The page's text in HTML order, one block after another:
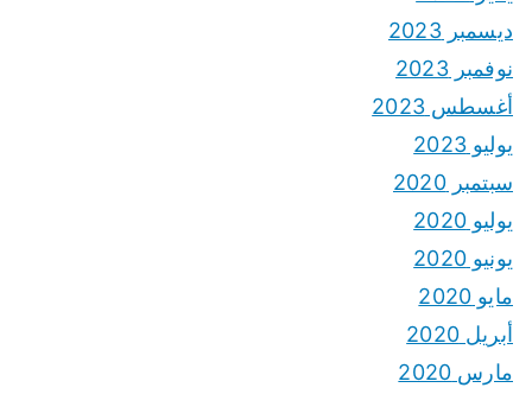
ديسمبر 2023
نوفمبر 2023
أغسطس 2023
يوليو 2023
سبتمبر 2020
يوليو 2020
يونيو 2020
مايو 2020
أبريل 2020
مارس 2020